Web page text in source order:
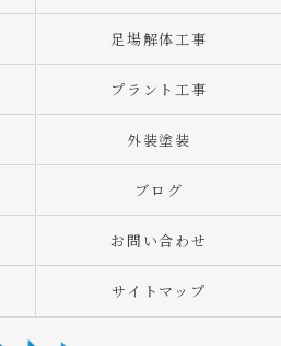
足場解体工事
プラント工事
外装塗装
ブログ
お問い合わせ
サイトマップ